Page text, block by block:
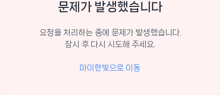
문제가 발생했습니다
요청을 처리하는 중에 문제가 발생했습니다.
잠시 후 다시 시도해 주세요.
마이한빛으로 이동